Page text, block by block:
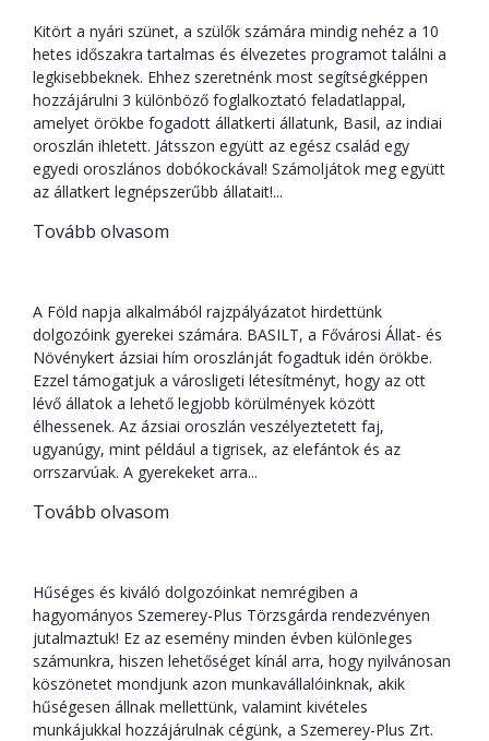
Kitört a nyári szünet, a szülők számára mindig nehéz a 10
hetes időszakra tartalmas és élvezetes programot találni a
legkisebbeknek. Ehhez szeretnénk most segítségképpen
hozzájárulni 3 különböző foglalkoztató feladatlappal,
amelyet örökbe fogadott állatkerti állatunk, Basil, az indiai
oroszlán ihletett. Játsszon együtt az egész család egy
egyedi oroszlános dobókockával! Számoljátok meg együtt
az állatkert legnépszerűbb állatait!...
Tovább olvasom
A Föld napja alkalmából rajzpályázatot hirdettünk
dolgozóink gyerekei számára. BASILT, a Fővárosi Állat- és
Növénykert ázsiai hím oroszlánját fogadtuk idén örökbe.
Ezzel támogatjuk a városligeti létesítményt, hogy az ott
lévő állatok a lehető legjobb körülmények között
élhessenek. Az ázsiai oroszlán veszélyeztetett faj,
ugyanúgy, mint például a tigrisek, az elefántok és az
orrszarvúak. A gyerekeket arra...
Tovább olvasom
Hűséges és kiváló dolgozóinkat nemrégiben a
hagyományos Szemerey-Plus Törzsgárda rendezvényen
jutalmaztuk! Ez az esemény minden évben különleges
számunkra, hiszen lehetőséget kínál arra, hogy nyilvánosan
köszönetet mondjunk azon munkavállalóinknak, akik
hűségesen állnak mellettünk, valamint kivételes
munkájukkal hozzájárulnak cégünk, a Szemerey-Plus Zrt.